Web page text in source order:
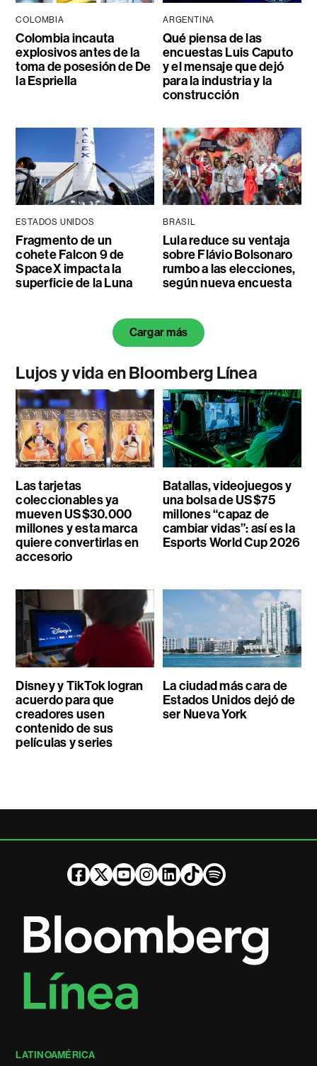
COLOMBIA
Colombia incauta
explosivos antes de la
toma de posesión de De
la Espriella
ARGENTINA
Qué piensa de las
encuestas Luis Caputo
y el mensaje que dejó
para la industria y la
construcción
ESTADOS UNIDOS
Fragmento de un
cohete Falcon 9 de
SpaceX impacta la
superficie de la Luna
BRASIL
Lula reduce su ventaja
sobre Flávio Bolsonaro
rumbo a las elecciones,
según nueva encuesta
Cargar más
Lujos y vida en Bloomberg Línea
Las tarjetas
coleccionables ya
mueven US$30.000
millones y esta marca
quiere convertirlas en
accesorio
Batallas, videojuegos y
una bolsa de US$75
millones “capaz de
cambiar vidas”: así es la
Esports World Cup 2026
Disney y TikTok logran
acuerdo para que
creadores usen
contenido de sus
películas y series
La ciudad más cara de
Estados Unidos dejó de
ser Nueva York
LATINOAMÉRICA